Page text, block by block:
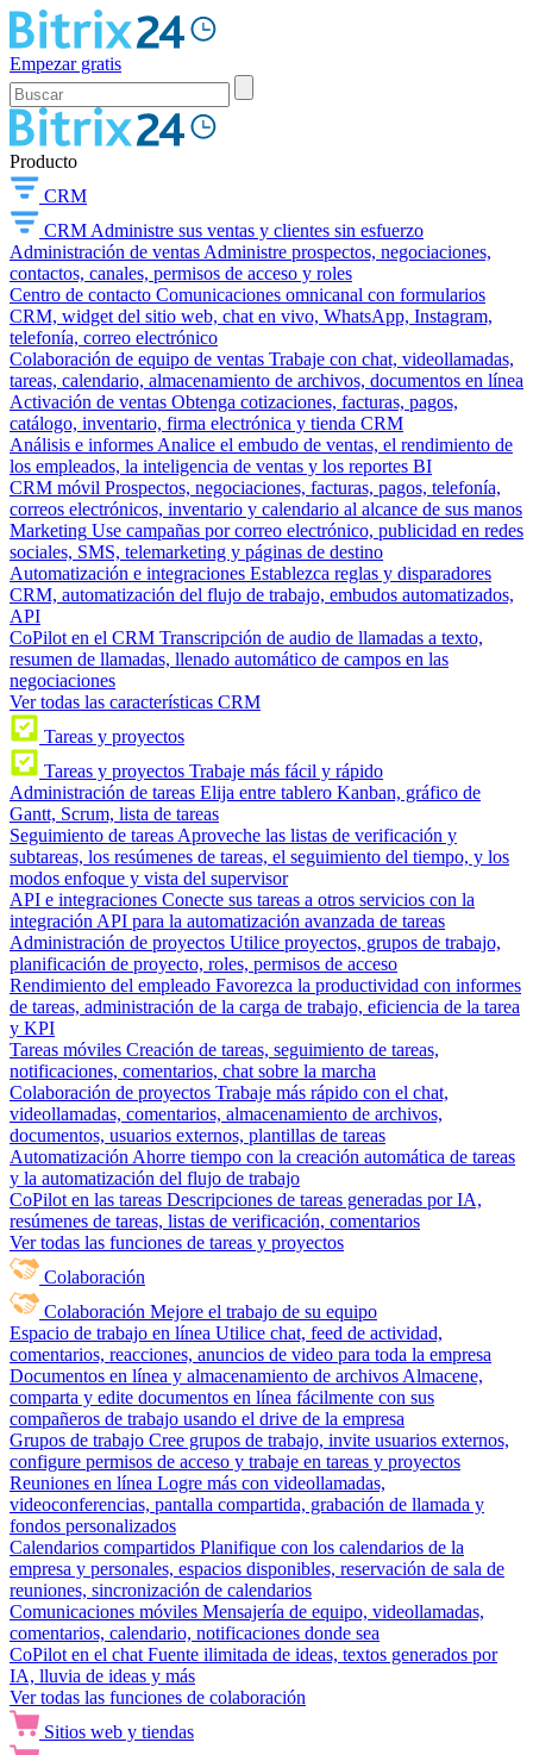
Empezar gratis
Producto
CRM
CRM Administre sus ventas y clientes sin esfuerzo
Administración de ventas Administre prospectos, negociaciones,
contactos, canales, permisos de acceso y roles
Centro de contacto Comunicaciones omnicanal con formularios
CRM, widget del sitio web, chat en vivo, WhatsApp, Instagram,
telefonía, correo electrónico
Colaboración de equipo de ventas Trabaje con chat, videollamadas,
tareas, calendario, almacenamiento de archivos, documentos en línea
Activación de ventas Obtenga cotizaciones, facturas, pagos,
catálogo, inventario, firma electrónica y tienda CRM
Análisis e informes Analice el embudo de ventas, el rendimiento de
los empleados, la inteligencia de ventas y los reportes BI
CRM móvil Prospectos, negociaciones, facturas, pagos, telefonía,
correos electrónicos, inventario y calendario al alcance de sus manos
Marketing Use campañas por correo electrónico, publicidad en redes
sociales, SMS, telemarketing y páginas de destino
Automatización e integraciones Establezca reglas y disparadores
CRM, automatización del flujo de trabajo, embudos automatizados,
API
CoPilot en el CRM Transcripción de audio de llamadas a texto,
resumen de llamadas, llenado automático de campos en las
negociaciones
Ver todas las características CRM
Tareas y proyectos
Tareas y proyectos Trabaje más fácil y rápido
Administración de tareas Elija entre tablero Kanban, gráfico de
Gantt, Scrum, lista de tareas
Seguimiento de tareas Aproveche las listas de verificación y
subtareas, los resúmenes de tareas, el seguimiento del tiempo, y los
modos enfoque y vista del supervisor
API e integraciones Conecte sus tareas a otros servicios con la
integración API para la automatización avanzada de tareas
Administración de proyectos Utilice proyectos, grupos de trabajo,
planificación de proyecto, roles, permisos de acceso
Rendimiento del empleado Favorezca la productividad con informes
de tareas, administración de la carga de trabajo, eficiencia de la tarea
y KPI
Tareas móviles Creación de tareas, seguimiento de tareas,
notificaciones, comentarios, chat sobre la marcha
Colaboración de proyectos Trabaje más rápido con el chat,
videollamadas, comentarios, almacenamiento de archivos,
documentos, usuarios externos, plantillas de tareas
Automatización Ahorre tiempo con la creación automática de tareas
y la automatización del flujo de trabajo
CoPilot en las tareas Descripciones de tareas generadas por IA,
resúmenes de tareas, listas de verificación, comentarios
Ver todas las funciones de tareas y proyectos
Colaboración
Colaboración Mejore el trabajo de su equipo
Espacio de trabajo en línea Utilice chat, feed de actividad,
comentarios, reacciones, anuncios de video para toda la empresa
Documentos en línea y almacenamiento de archivos Almacene,
comparta y edite documentos en línea fácilmente con sus
compañeros de trabajo usando el drive de la empresa
Grupos de trabajo Cree grupos de trabajo, invite usuarios externos,
configure permisos de acceso y trabaje en tareas y proyectos
Reuniones en línea Logre más con videollamadas,
videoconferencias, pantalla compartida, grabación de llamada y
fondos personalizados
Calendarios compartidos Planifique con los calendarios de la
empresa y personales, espacios disponibles, reservación de sala de
reuniones, sincronización de calendarios
Comunicaciones móviles Mensajería de equipo, videollamadas,
comentarios, calendario, notificaciones donde sea
CoPilot en el chat Fuente ilimitada de ideas, textos generados por
IA, lluvia de ideas y más
Ver todas las funciones de colaboración
Sitios web y tiendas